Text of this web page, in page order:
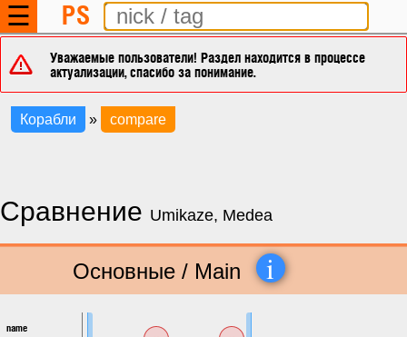
☰ PS
Уважаемые пользователи! Раздел находится в процессе
актуализации, спасибо за понимание.
Корабли » compare
Сравнение Umikaze, Medea
Основные / Main i
name